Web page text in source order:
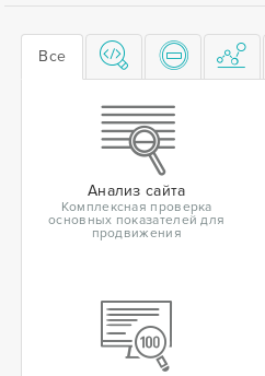
Все
Анализ сайта
Комплексная проверка
основных показателей для
продвижения